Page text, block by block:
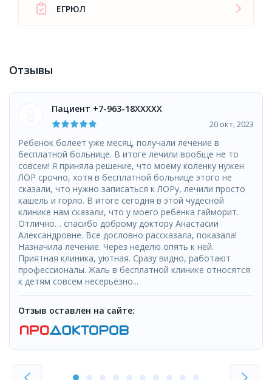
ЕГРЮЛ
Отзывы
Пациент +7-963-18XXXXX
20 окт, 2023
Ребенок болеет уже месяц, получали лечение в
бесплатной больнице. В итоге лечили вообще не то
совсем! Я приняла решение, что моему коленку нужен
ЛОР срочно, хотя в бесплатной больнице этого не
сказали, что нужно записаться к ЛОРу, лечили просто
кашель и горло. В итоге сегодня в этой чудесной
клинике нам сказали, что у моего ребенка гайморит.
Отлично… спасибо доброму доктору Анастасии
Александровне. Все дословно рассказала, показала!
Назначила лечение. Через неделю опять к ней.
Приятная клиника, уютная. Сразу видно, работают
профессионалы. Жаль в бесплатной клинике относятся
к детям совсем несерьёзно...
Отзыв оставлен на сайте: